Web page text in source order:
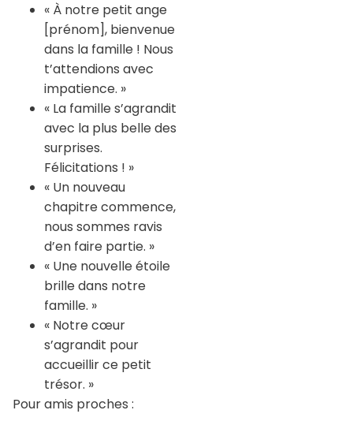
« À notre petit ange
[prénom], bienvenue
dans la famille ! Nous
t’attendions avec
impatience. »
« La famille s’agrandit
avec la plus belle des
surprises.
Félicitations ! »
« Un nouveau
chapitre commence,
nous sommes ravis
d’en faire partie. »
« Une nouvelle étoile
brille dans notre
famille. »
« Notre cœur
s’agrandit pour
accueillir ce petit
trésor. »
Pour amis proches :